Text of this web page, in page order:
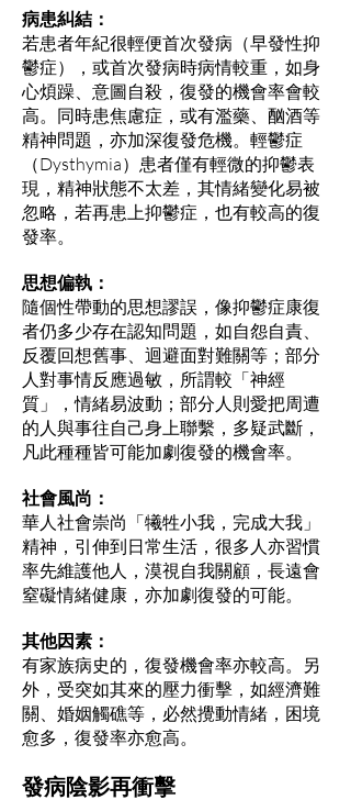
病患糾結：
若患者年紀很輕便首次發病（早發性抑
鬱症），或首次發病時病情較重，如身
心煩躁、意圖自殺，復發的機會率會較
高。同時患焦慮症，或有濫藥、酗酒等
精神問題，亦加深復發危機。輕鬱症
（Dysthymia）患者僅有輕微的抑鬱表
現，精神狀態不太差，其情緒變化易被
忽略，若再患上抑鬱症，也有較高的復
發率。
思想偏執：
隨個性帶動的思想謬誤，像抑鬱症康復
者仍多少存在認知問題，如自怨自責、
反覆回想舊事、迴避面對難關等；部分
人對事情反應過敏，所謂較「神經
質」，情緒易波動；部分人則愛把周遭
的人與事往自己身上聯繫，多疑武斷，
凡此種種皆可能加劇復發的機會率。
社會風尚：
華人社會崇尚「犧牲小我，完成大我」
精神，引伸到日常生活，很多人亦習慣
率先維護他人，漠視自我關顧，長遠會
窒礙情緒健康，亦加劇復發的可能。
其他因素：
有家族病史的，復發機會率亦較高。另
外，受突如其來的壓力衝擊，如經濟難
關、婚姻觸礁等，必然攪動情緒，困境
愈多，復發率亦愈高。
發病陰影再衝擊